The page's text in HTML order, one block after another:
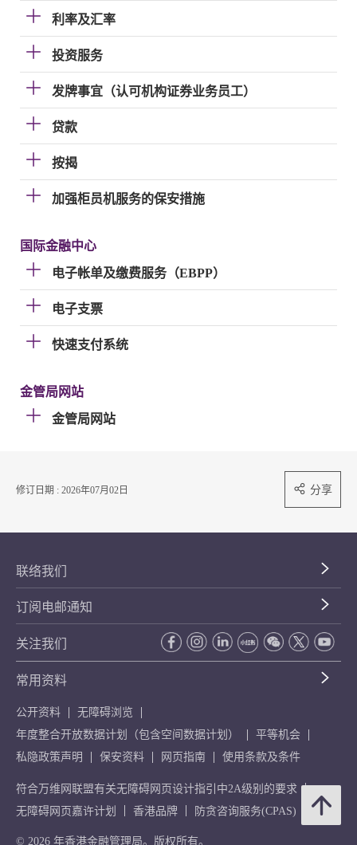
利率及汇率
投资服务
发牌事宜（认可机构证券业务员工）
贷款
按揭
加强柜员机服务的保安措施
国际金融中心
电子帐单及缴费服务（EBPP）
电子支票
快速支付系统
金管局网站
金管局网站
修订日期 : 2026年07月02日 分享
联络我们
订阅电邮通知
关注我们
常用资料
公开资料
无障碍浏览
年度整合开放数据计划（包含空间数据计划）
平等机会
私隐政策声明
保安资料 网页指南 使用条款及条件
符合万维网联盟有关无障碍网页设计指引中2A级别的要求
无障碍网页嘉许计划
香港品牌 防贪咨询服务(CPAS)
© 2026 年香港金融管理局。版权所有。